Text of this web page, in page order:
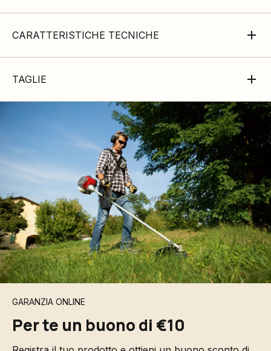
CARATTERISTICHE TECNICHE
TAGLIE
GARANZIA ONLINE
Per te un buono di €10